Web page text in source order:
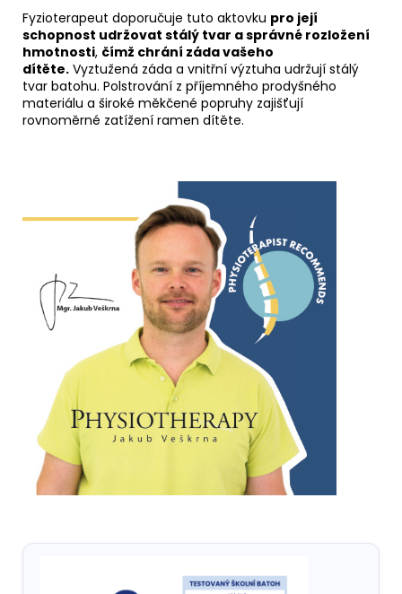
Fyzioterapeut doporučuje tuto aktovku pro její
schopnost udržovat stálý tvar a správné rozložení
hmotnosti, čímž chrání záda vašeho
dítěte. Vyztužená záda a vnitřní výztuha udržují stálý
tvar batohu. Polstrování z příjemného prodyšného
materiálu a široké měkčené popruhy zajišťují
rovnoměrné zatížení ramen dítěte.